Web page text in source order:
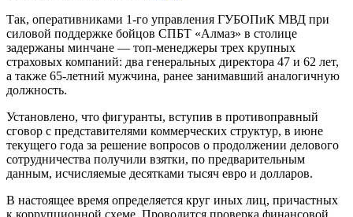
Так, оперативниками 1-го управления ГУБОПиК МВД при
силовой поддержке бойцов СПБТ «Алмаз» в столице
задержаны минчане — топ-менеджеры трех крупных
страховых компаний: два генеральных директора 47 и 62 лет,
а также 65-летний мужчина, ранее занимавший аналогичную
должность.
Установлено, что фигуранты, вступив в противоправный
сговор с представителями коммерческих структур, в июне
текущего года за решение вопросов о продолжении делового
сотрудничества получили взятки, по предварительным
данным, исчисляемые десятками тысяч евро и долларов.
В настоящее время определяется круг иных лиц, причастных
к коррупционной схеме. Проводится проверка финансовой